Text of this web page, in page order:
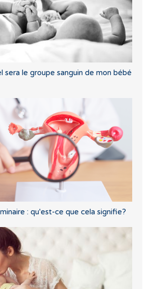
sera le groupe sanguin de mon bébé
: qu'est-ce que cela signifie?